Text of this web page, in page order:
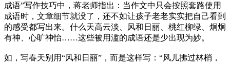
成语”写作技巧中，蒋老师指出：当作文中只会按照套路使用
成语时，文章细节就没了，还不如让孩子老老实实把自己看到
的感受都写出来。什么天高云淡、风和日丽、桃红柳绿、炯炯
有神、心旷神怡……这些被用滥的成语还是少出现为妙。
如，写春天别用“风和日丽”，而是这样写：“风儿拂过林梢，